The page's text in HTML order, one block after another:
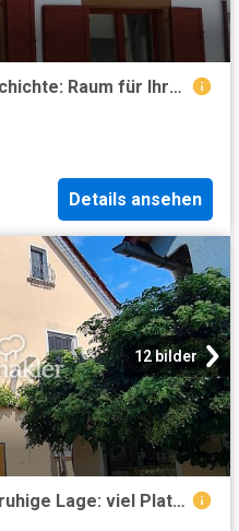
Sanierungsprojekt mit Geschichte: Raum für Ihre Wohnträume & Werkstatt in 67591 Wachenheim
Details ansehen
12 bilder
Großzügiges Hofanwesen ruhige Lage: viel Platz für Wohnen, Arbeiten und Hobbies provisionsfrei!